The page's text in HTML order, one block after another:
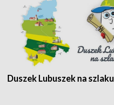
Duszek Lubuszek na szlaku